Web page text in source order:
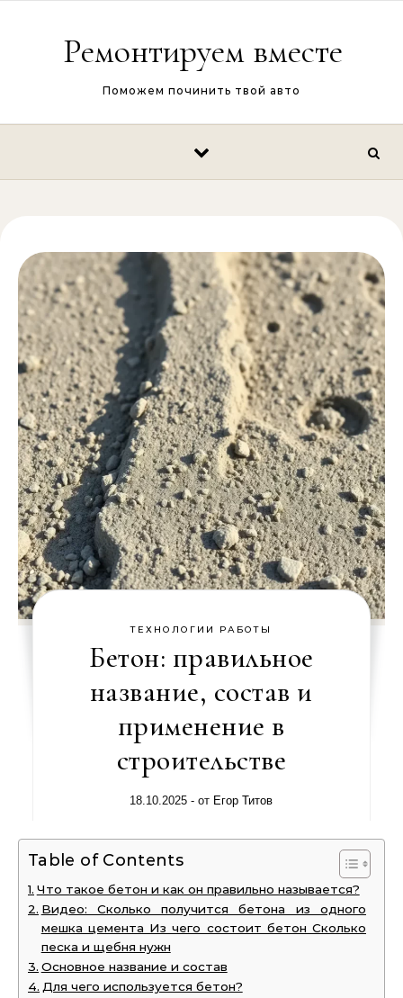
Ремонтируем вместе
Поможем починить твой авто
ТЕХНОЛОГИИ РАБОТЫ
Бетон: правильное
название, состав и
применение в
строительстве
18.10.2025 - от Егор Титов
Table of Contents
Что такое бетон и как он правильно называется?
Видео: Сколько получится бетона из одного
мешка цемента Из чего состоит бетон Сколько
песка и щебня нужн
Основное название и состав
Для чего используется бетон?